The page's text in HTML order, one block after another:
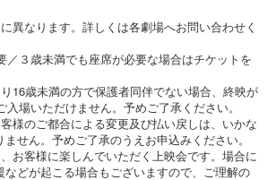
異なります。詳しくは各劇場へお問い合わせく
／３歳未満でも座席が必要な場合はチケットを
16歳未満の方で保護者同伴でない場合、終映が
入場いただけません。予めご了承ください。
様のご都合による変更及び払い戻しは、いかな
せん。予めご了承のうえお申込みください。
お客様に楽しんでいただく上映会です。場合に
などが起こる場合もございますので、ご理解の